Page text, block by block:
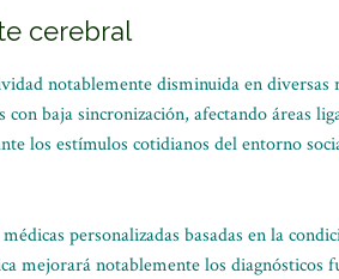
cerebral
notablemente disminuida en diversas
baja sincronización, afectando áreas
los estímulos cotidianos del entorno
personalizadas basadas en la
mejorará notablemente los diagnósticos